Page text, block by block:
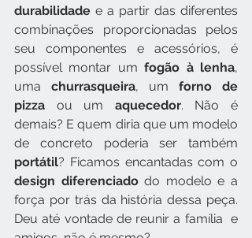
durabilidade e a partir das diferentes
combinações proporcionadas pelos
seu componentes e acessórios, é
possível montar um fogão à lenha,
uma churrasqueira, um forno de
pizza ou um aquecedor. Não é
demais? E quem diria que um modelo
portátil
design diferenciado do modelo e a
força por trás da história dessa peça.
Deu até vontade de reunir a família  e